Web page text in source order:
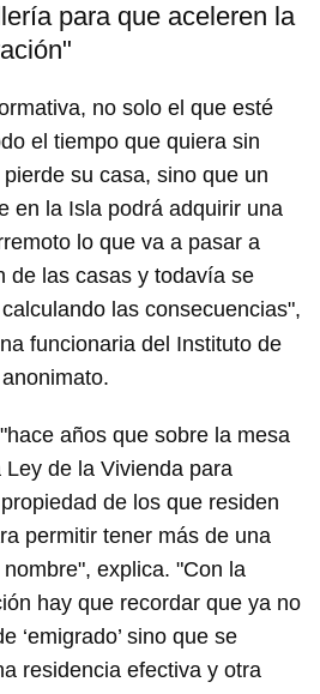
favorito, primero has de
de 14ymedio.
para que aceleren la
no solo el que esté
el tiempo que quiera sin
su casa, sino que un
en la Isla podrá adquirir una
lo que va a pasar a
de las casas y todavía se
las consecuencias",
funcionaria del Instituto de
años que sobre la mesa
de la Vivienda para
de los que residen
permitir tener más de una
explica. "Con la
hay que recordar que ya no
‘emigrado’ sino que se
residencia efectiva y otra